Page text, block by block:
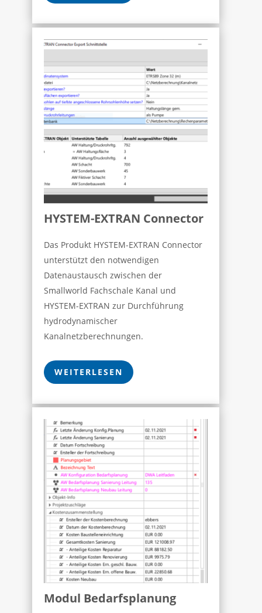
HYSTEM-EXTRAN Connector
Das Produkt HYSTEM-EXTRAN Connector
unterstützt den notwendigen
Datenaustausch zwischen der
Smallworld Fachschale Kanal und
HYSTEM-EXTRAN zur Durchführung
hydrodynamischer
Kanalnetzberechnungen.
WEITERLESEN
Modul Bedarfsplanung